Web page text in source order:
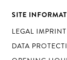
SITE
LEGAL IMPRINT
DATA